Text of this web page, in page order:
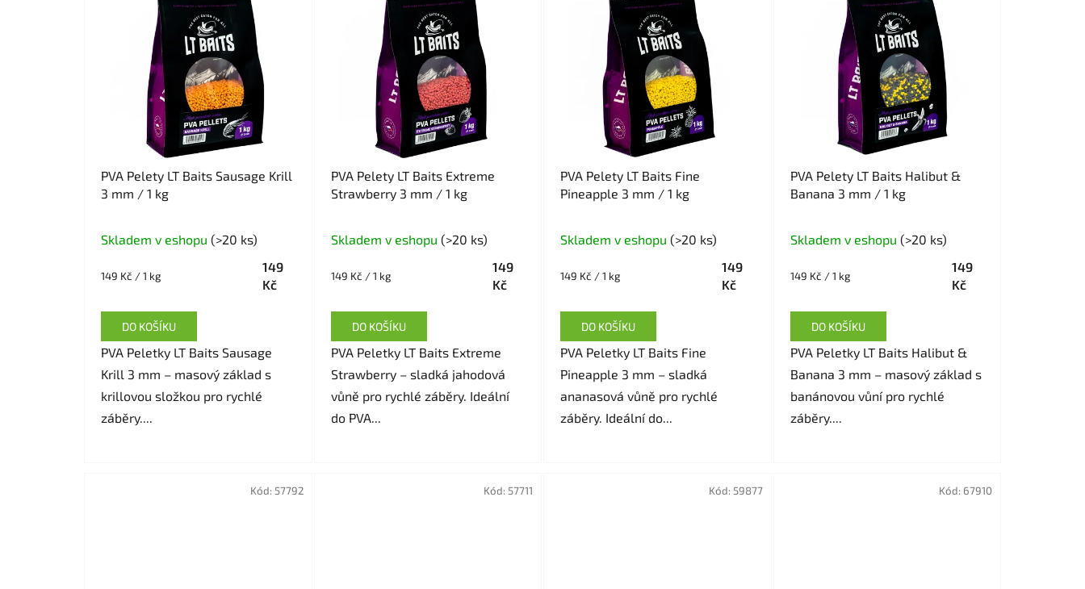
PVA Pelety LT Baits Sausage Krill
3 mm / 1 kg
Skladem v eshopu (>20 ks)
149
Kč
Měrná
149 Kč / 1 kg
DO KOŠÍKU
PVA Peletky LT Baits Sausage
Krill 3 mm – masový základ s
krillovou složkou pro rychlé
záběry....
PVA Pelety LT Baits Extreme
Strawberry 3 mm / 1 kg
hodnocení
5,0
5
hvězdiček.
Skladem v eshopu (>20 ks)
149
Kč
Měrná
149 Kč / 1 kg
DO KOŠÍKU
PVA Peletky LT Baits Extreme
Strawberry – sladká jahodová
vůně pro rychlé záběry. Ideální
do PVA...
PVA Pelety LT Baits Fine
Pineapple 3 mm / 1 kg
Skladem v eshopu (>20 ks)
149
Kč
Měrná
149 Kč / 1 kg
DO KOŠÍKU
PVA Peletky LT Baits Fine
Pineapple 3 mm – sladká
ananasová vůně pro rychlé
záběry. Ideální do...
PVA Pelety LT Baits Halibut &
Banana 3 mm / 1 kg
Skladem v eshopu (>20 ks)
149
Kč
Měrná
149 Kč / 1 kg
DO KOŠÍKU
PVA Peletky LT Baits Halibut &
Banana 3 mm – masový základ s
banánovou vůní pro rychlé
záběry....
Kód: 57792 Kód: 57711 Kód: 59877 Kód: 67910